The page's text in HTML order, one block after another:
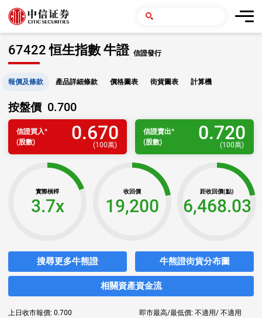
67422 恒生指數 牛證 信證發行
報價及條款 產品詳細條款 價格圖表 街貨圖表 計算機
按盤價 0.700
信證買入*
(股數)
0.670
(100萬)
信證賣出*
(股數)
0.720
(100萬)
實際槓桿
3.7x
收回價
19,200
距收回價(點)
6,468.03
搜尋更多牛熊證 牛熊證街貨分布圖
相關資產資金流
上日收市報價: 0.700 即市最高/最低價: 不適用/ 不適用